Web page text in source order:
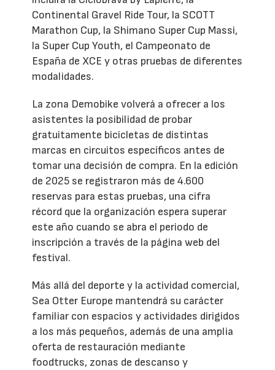
Continental Gravel Ride Tour, la SCOTT
Marathon Cup, la Shimano Super Cup Massi,
la Super Cup Youth, el Campeonato de
España de XCE y otras pruebas de diferentes
modalidades.
La zona Demobike volverá a ofrecer a los
asistentes la posibilidad de probar
gratuitamente bicicletas de distintas
marcas en circuitos específicos antes de
tomar una decisión de compra. En la edición
de 2025 se registraron más de 4.600
reservas para estas pruebas, una cifra
récord que la organización espera superar
este año cuando se abra el periodo de
inscripción a través de la página web del
festival.
Más allá del deporte y la actividad comercial,
Sea Otter Europe mantendrá su carácter
familiar con espacios y actividades dirigidos
a los más pequeños, además de una amplia
oferta de restauración mediante
foodtrucks, zonas de descanso y